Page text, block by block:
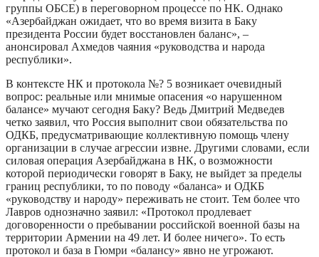
группы ОБСЕ) в переговорном процессе по НК. Однако
«Азербайджан ожидает, что во время визита в Баку
президента России будет восстановлен баланс», –
анонсировал Ахмедов чаяния «руководства и народа
республики».
В контексте НК и протокола №? 5 возникает очевидный
вопрос: реальные или мнимые опасения «о нарушенном
балансе» мучают сегодня Баку? Ведь Дмитрий Медведев
четко заявил, что Россия выполнит свои обязательства по
ОДКБ, предусматривающие коллективную помощь члену
организации в случае агрессии извне. Другими словами, если
силовая операция Азербайджана в НК, о возможности
которой периодически говорят в Баку, не выйдет за пределы
границ республики, то по поводу «баланса» и ОДКБ
«руководству и народу» переживать не стоит. Тем более что
Лавров однозначно заявил: «Протокол продлевает
договоренности о пребывании российской военной базы на
территории Армении на 49 лет. И более ничего». То есть
протокол и база в Гюмри «балансу» явно не угрожают.